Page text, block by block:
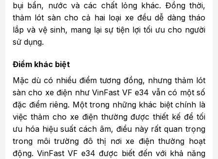
bụi bẩn, nước và các chất lỏng khác. Đồng thời,
thảm lót sàn cho cả hai loại xe đều dễ dàng tháo
lắp và vệ sinh, mang lại sự tiện lợi tối ưu cho người
sử dụng.
Điểm khác biệt
Mặc dù có nhiều điểm tương đồng, nhưng thảm lót
sàn cho xe điện như VinFast VF e34 vẫn có một số
đặc điểm riêng. Một trong những khác biệt chính là
việc thảm cho xe điện thường được thiết kế để tối
ưu hóa hiệu suất cách âm, điều này rất quan trọng
trong môi trường đô thị nơi xe điện thường hoạt
động. VinFast VF e34 được biết đến với khả năng